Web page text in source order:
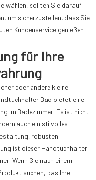
wählen, sollten Sie darauf
um sicherzustellen, dass Sie
Kundenservice genießen
für Ihre
oder andere kleine
Bad bietet eine
im Badezimmer. Es ist nicht
auch ein stilvolles
robusten
ist dieser Handtuchhalter
Wenn Sie nach einem
suchen, das Ihre